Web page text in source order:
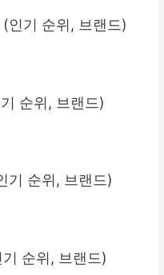
인기 순위, 브랜드)
순위, 브랜드)
기 순위, 브랜드)
순위, 브랜드)